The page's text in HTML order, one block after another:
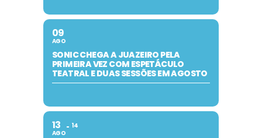
09
AGO
SONIC CHEGA A JUAZEIRO PELA
PRIMEIRA VEZ COM ESPETÁCULO
TEATRAL E DUAS SESSÕES EM AGOSTO
13
AGO
14